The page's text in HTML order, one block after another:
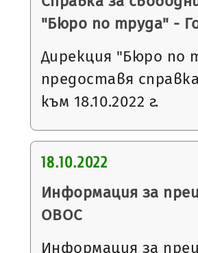
"Бюро по труда" -
Дирекция "Бюро по
предоставя
към 18.10.2022 г.
18.10.2022
Информация за
ОВОС
Информация за